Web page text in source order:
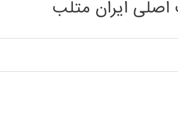
ایران متلب